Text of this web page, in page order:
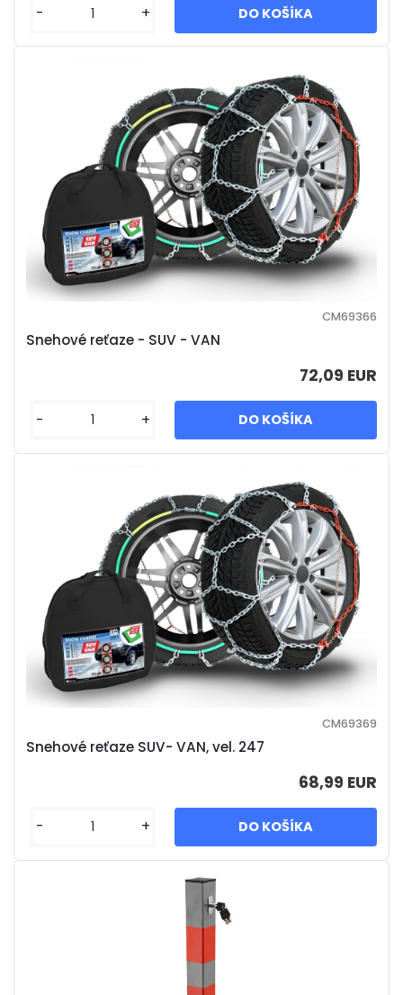
- +
Snehové reťaze - SUV - VAN
CM69366
72,09 EUR
- +
Snehové reťaze SUV- VAN, vel. 247
CM69369
68,99 EUR
- +